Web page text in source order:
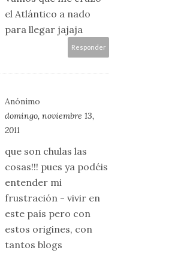
el Atlántico a nado
para llegar jajaja
Responder
Anónimo
domingo, noviembre 13,
2011
que son chulas las
cosas!!! pues ya podéis
entender mi
frustración - vivir en
este país pero con
estos origines, con
tantos blogs